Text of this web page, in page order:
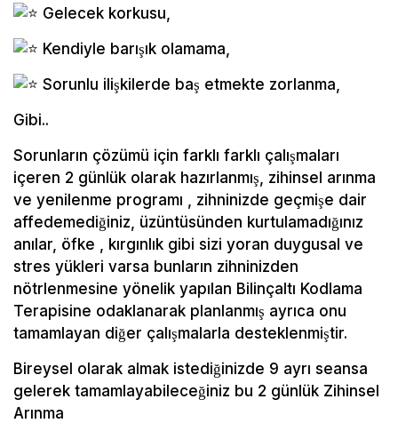
Gelecek korkusu,
Kendiyle barışık olamama,
Sorunlu ilişkilerde baş etmekte zorlanma,
Gibi..
Sorunların çözümü için farklı farklı çalışmaları
içeren 2 günlük olarak hazırlanmış, zihinsel arınma
ve yenilenme programı , zihninizde geçmişe dair
affedemediğiniz, üzüntüsünden kurtulamadığınız
anılar, öfke , kırgınlık gibi sizi yoran duygusal ve
stres yükleri varsa bunların zihninizden
nötrlenmesine yönelik yapılan Bilinçaltı Kodlama
Terapisine odaklanarak planlanmış ayrıca onu
tamamlayan diğer çalışmalarla desteklenmiştir.
Bireysel olarak almak istediğinizde 9 ayrı seansa
gelerek tamamlayabileceğiniz bu 2 günlük Zihinsel
Arınma